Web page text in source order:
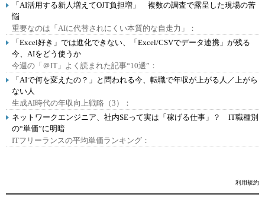
「AI活用する新人増えてOJT負担増」 複数の調査で露呈した現場の苦
悩
重要なのは「AIに代替されにくい本質的な自走力」：
「Excel好き」では進化できない、「Excel/CSVでデータ連携」が残る
今、AIをどう使うか
今週の「＠IT」よく読まれた記事“10選”：
「AIで何を変えたの？」と問われる今、転職で年収が上がる人／上がら
ない人
生成AI時代の年収向上戦略（3）：
ネットワークエンジニア、社内SEって実は「稼げる仕事」？ IT職種別
の“単価”に明暗
ITフリーランスの平均単価ランキング：
利用規約